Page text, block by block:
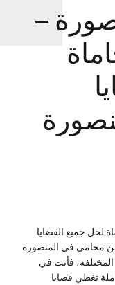
–
لحل جميع القضايا
عن محامي في المنصورة
المختلفة، فأنت في
تغطي قضايا